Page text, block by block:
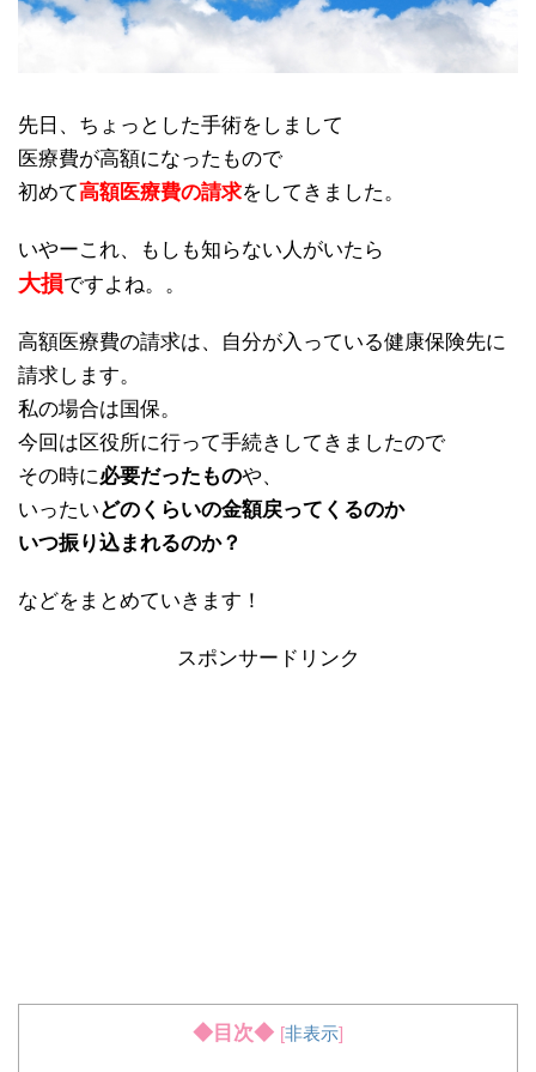
先日、ちょっとした手術をしまして
医療費が高額になったもので
初めて高額医療費の請求をしてきました。
いやーこれ、もしも知らない人がいたら
大損ですよね。。
高額医療費の請求は、自分が入っている健康保険先に
請求します。
私の場合は国保。
今回は区役所に行って手続きしてきましたので
その時に必要だったものや、
いったいどのくらいの金額戻ってくるのか
いつ振り込まれるのか？
などをまとめていきます！
スポンサードリンク
◆目次◆ [非表示]